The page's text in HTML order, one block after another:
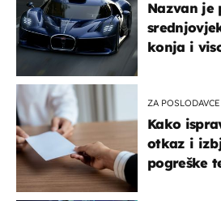
Nazvan je
konja i
ZA POSLODAVCE
Kako
otkaz i
pogreške